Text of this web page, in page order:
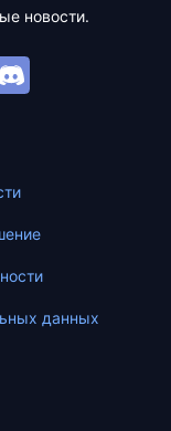
новости.
данных